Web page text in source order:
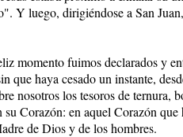
Y luego, dirigiéndose a San
momento fuimos declarados y
que haya cesado un instante,
nosotros los tesoros de ternura,
Corazón: en aquel Corazón
de Dios y de los hombres.